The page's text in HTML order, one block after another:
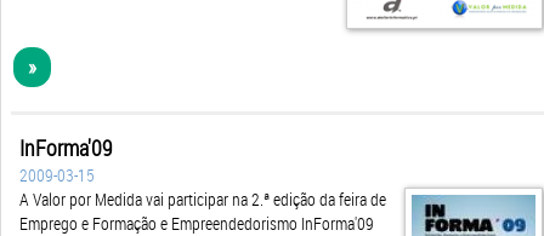
»
InForma'09
2009-03-15
A Valor por Medida vai participar na 2.ª edição da feira de
Emprego e Formação e Empreendedorismo InForma'09